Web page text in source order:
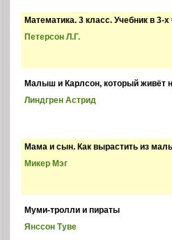
Математика. 3 класс. Учебник в 3-х
Петерсон Л.Г.
Малыш и Карлсон, который живёт
Линдгрен Астрид
Мама и сын. Как вырастить из
Микер Мэг
Муми-тролли и пираты
Янссон Туве